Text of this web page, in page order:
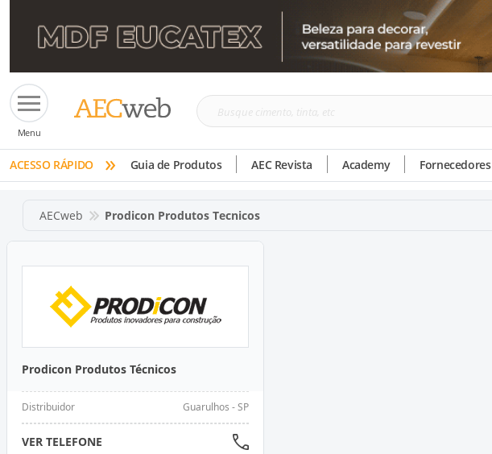
Menu
Busque
tinta,
etc
ACESSO RÁPIDO » Guia de Produtos AEC Revista Academy Fornecedores
AECweb Prodicon Produtos Tecnicos
Prodicon Produtos Técnicos
Distribuidor Guarulhos - SP
VER TELEFONE